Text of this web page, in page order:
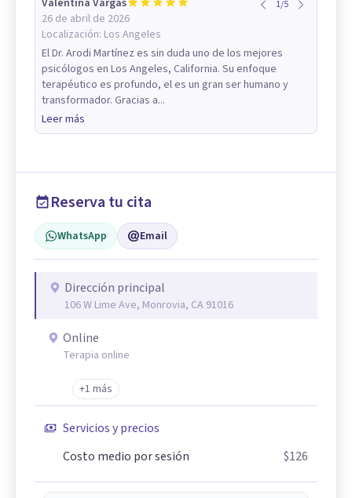
Valentina Vargas
26 de abril de 2026
Localización: Los Angeles
1/5
El Dr. Arodi Martínez es sin duda uno de los mejores
psicólogos en Los Angeles, California. Su enfoque
terapéutico es profundo, el es un gran ser humano y
transformador. Gracias a...
Leer más
Reserva tu cita
WhatsApp Email
Dirección principal
106 W Lime Ave, Monrovia, CA 91016
Online
Terapia online
+1 más
Servicios y precios
Costo medio por sesión
$126